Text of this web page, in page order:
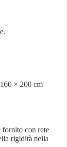
× 200 cm
fornito con rete
rigidità nella